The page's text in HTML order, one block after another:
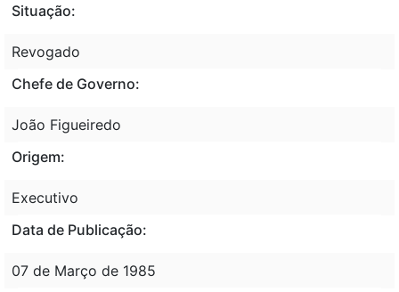
Situação:
Revogado
Chefe de Governo:
João Figueiredo
Origem:
Executivo
Data de Publicação:
07 de Março de 1985